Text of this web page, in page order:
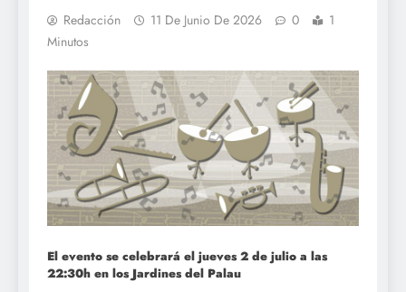
Redacción 11 De Junio De 2026 0
1
Minutos
El evento se celebrará el jueves 2 de julio a las
22:30h en los Jardines del Palau